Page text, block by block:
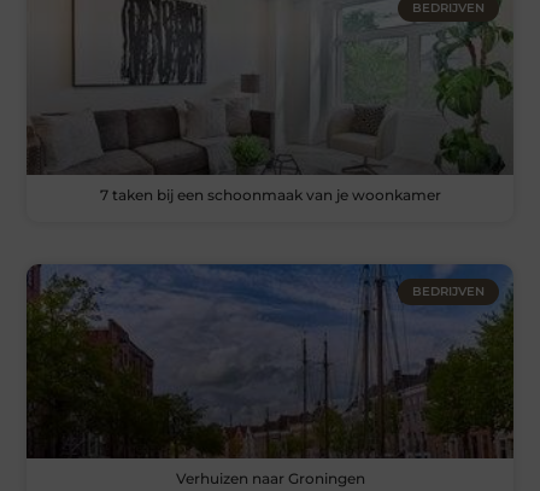
BEDRIJVEN
7 taken bij een schoonmaak van je woonkamer
BEDRIJVEN
Verhuizen naar Groningen